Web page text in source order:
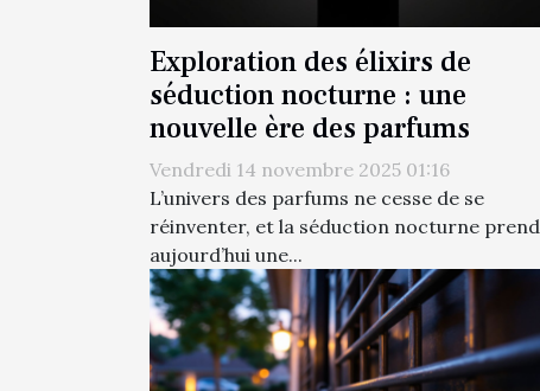
Exploration des élixirs de
séduction nocturne : une
nouvelle ère des parfums
Vendredi 14 novembre 2025 01:16
L’univers des parfums ne cesse de se
réinventer, et la séduction nocturne prend
aujourd’hui une...